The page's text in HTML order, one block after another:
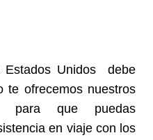
Estados Unidos debe
te ofrecemos nuestros
para que puedas
en viaje con los